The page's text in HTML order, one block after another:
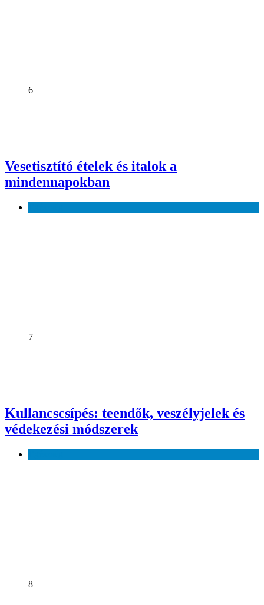
6
Vesetisztító ételek és italok a
mindennapokban
7
Kullancscsípés: teendők, veszélyjelek és
védekezési módszerek
8